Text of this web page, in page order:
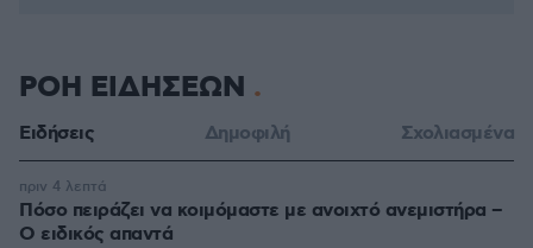
ΡΟΗ ΕΙΔΗΣΕΩΝ
Ειδήσεις Δημοφιλή Σχολιασμένα
Πόσο πειράζει να κοιμόμαστε με ανοιχτό ανεμιστήρα –
Ο ειδικός απαντά
πριν 4 λεπτά